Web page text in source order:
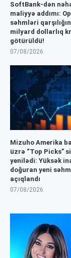
SoftBank-dən
maliyyə addımı:
səhmləri
milyard dollarlıq
götürüldü!
07/08/2026
Mizuho Amerika
üzrə “Top Picks”
yenilədi: Yüksək
doğuran yeni
açıqlandı
07/08/2026